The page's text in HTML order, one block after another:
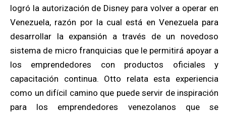
logró la autorización de Disney para volver a operar en
Venezuela, razón por la cual está en Venezuela para
desarrollar la expansión a través de un novedoso
sistema de micro franquicias que le permitirá apoyar a
los emprendedores con productos oficiales y
capacitación continua. Otto relata esta experiencia
como un difícil camino que puede servir de inspiración
para los emprendedores venezolanos que se